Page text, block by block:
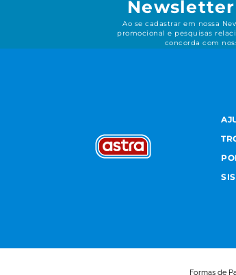
Newsletter
Ao se cadastrar em nossa
promocional e pesquisas
concorda com
Formas de